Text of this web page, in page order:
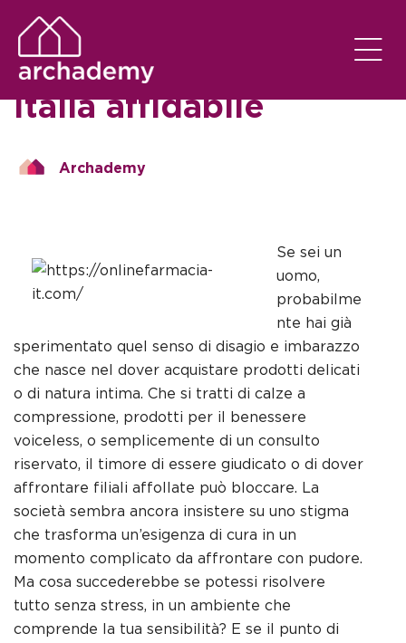
SEM CATEGORIA
Online Farmacia IT in
Italia affidabile
Archademy
Se sei un
uomo,
probabilme
nte hai già
sperimentato quel senso di disagio e imbarazzo
che nasce nel dover acquistare prodotti delicati
o di natura intima. Che si tratti di calze a
compressione, prodotti per il benessere
voiceless, o semplicemente di un consulto
riservato, il timore di essere giudicato o di dover
affrontare filiali affollate può bloccare. La
società sembra ancora insistere su uno stigma
che trasforma un’esigenza di cura in un
momento complicato da affrontare con pudore.
Ma cosa succederebbe se potessi risolvere
tutto senza stress, in un ambiente che
comprende la tua sensibilità? E se il punto di